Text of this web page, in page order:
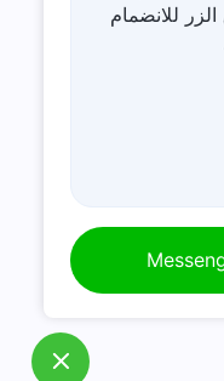
للانضمام